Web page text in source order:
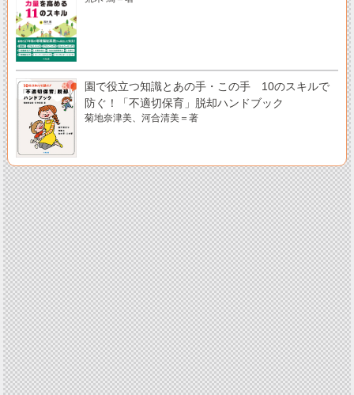
園で役立つ知識とあの手・この手 10のスキルで
防ぐ！「不適切保育」脱却ハンドブック
菊地奈津美、河合清美＝著